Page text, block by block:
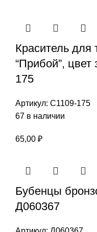
Краситель для
“Прибой”,
175
Артикул: С1109-175
67 в наличии
65,00 ₽
Бубенцы
Д060367